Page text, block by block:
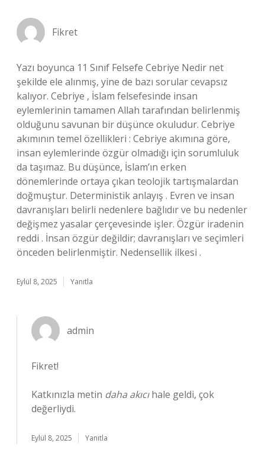
Fikret
Yazı boyunca 11 Sınıf Felsefe Cebriye Nedir net
şekilde ele alınmış, yine de bazı sorular cevapsız
kalıyor. Cebriye , İslam felsefesinde insan
eylemlerinin tamamen Allah tarafından belirlenmiş
olduğunu savunan bir düşünce okuludur. Cebriye
akımının temel özellikleri : Cebriye akımına göre,
insan eylemlerinde özgür olmadığı için sorumluluk
da taşımaz. Bu düşünce, İslam’ın erken
dönemlerinde ortaya çıkan teolojik tartışmalardan
doğmuştur. Deterministik anlayış . Evren ve insan
davranışları belirli nedenlere bağlıdır ve bu nedenler
değişmez yasalar çerçevesinde işler. Özgür iradenin
reddi . İnsan özgür değildir; davranışları ve seçimleri
önceden belirlenmiştir. Nedensellik ilkesi .
Eylül 8, 2025 Yanıtla
admin
Fikret!
Katkınızla metin daha akıcıhale geldi, çok
değerliydi.
Eylül 8, 2025 Yanıtla